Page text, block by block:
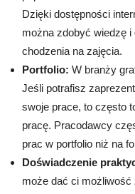
Dzięki dostępności
można zdobyć wiedzę
chodzenia na zajęcia.
Portfolio: W branży
Jeśli potrafisz
swoje prace, to często
pracę. Pracodawcy
prac w portfolio niż na
Doświadczenie
może dać ci możliwość